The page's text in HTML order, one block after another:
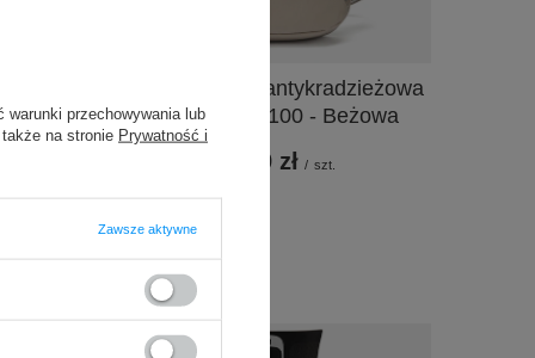
Saszetka nerka antykradzieżowa
Pacsafe Vibe 100 - Beżowa
339,99 zł / szt.
warunki przechowywania lub
na stronie Prywatność i
Zawsze aktywne